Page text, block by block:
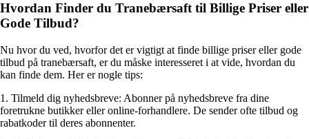
Hvordan Finder du Tranebærsaft til Billige Priser eller
Gode Tilbud?
Nu hvor du ved, hvorfor det er vigtigt at finde billige priser eller gode
tilbud på tranebærsaft, er du måske interesseret i at vide, hvordan du
kan finde dem. Her er nogle tips:
1. Tilmeld dig nyhedsbreve: Abonner på nyhedsbreve fra dine
foretrukne butikker eller online-forhandlere. De sender ofte tilbud og
rabatkoder til deres abonnenter.